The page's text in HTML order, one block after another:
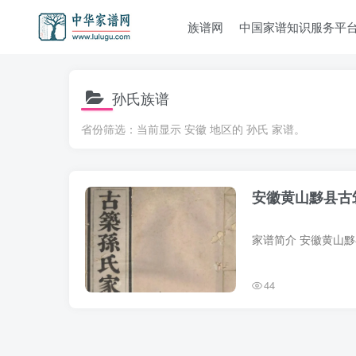
族谱网 中国家谱知识服务平
孙氏族谱
省份筛选：当前显示 安徽 地区的 孙氏 家谱。
安徽黄山黟县
44